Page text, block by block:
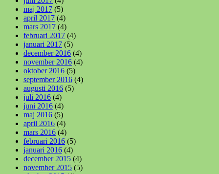
maj 2017 (5)
april 2017 (4)
mars 2017 (4)
februari 2017 (4)
januari 2017 (5)
december 2016 (4)
november 2016 (4)
oktober 2016 (5)
september 2016 (4)
augusti 2016 (5)
juli 2016 (4)
juni 2016 (4)
maj 2016 (5)
april 2016 (4)
mars 2016 (4)
februari 2016 (5)
januari 2016 (4)
december 2015 (4)
november 2015 (5)